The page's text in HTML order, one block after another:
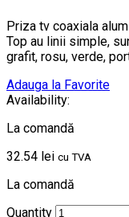
Priza tv coaxiala
Top au linii simple,
grafit, rosu, verde,
Adauga la Favorite
Availability:
La comandă
32.54 lei cu TVA
La comandă
Quantity